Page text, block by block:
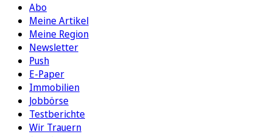
Abo
Meine Artikel
Meine Region
Newsletter
Push
E-Paper
Immobilien
Jobbörse
Testberichte
Wir Trauern